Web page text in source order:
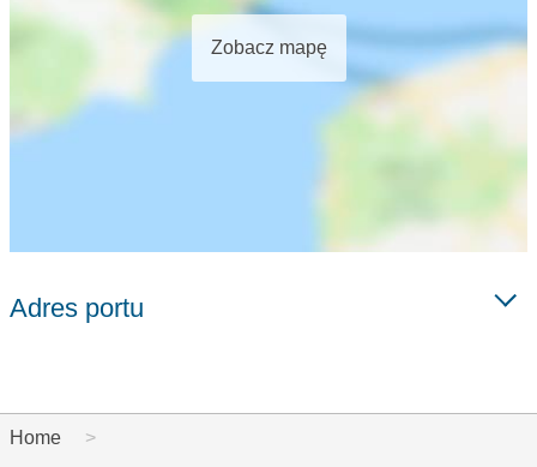
Zobacz mapę
Adres portu
Home